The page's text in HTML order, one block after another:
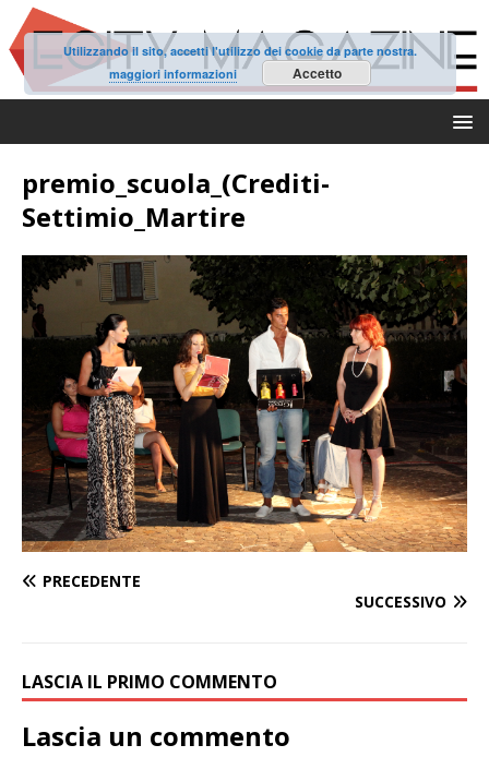
premio_scuola_(Crediti-
Settimio_Martire
PRECEDENTE
SUCCESSIVO
LASCIA IL PRIMO COMMENTO
Lascia un commento
Utilizzando il sito, accetti l'utilizzo dei cookie da parte nostra.
maggiori informazioni
Accetto